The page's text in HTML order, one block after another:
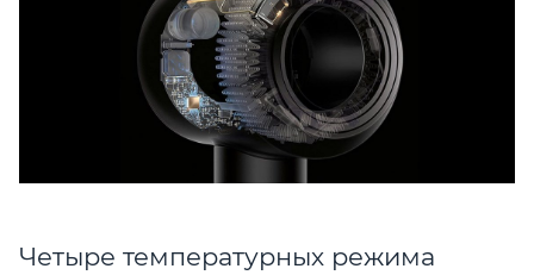
Четыре температурных режима